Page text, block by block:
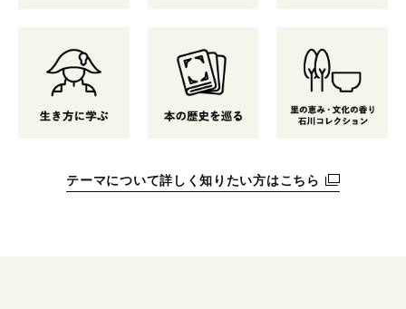
テーマについて詳しく知りたい方はこちら